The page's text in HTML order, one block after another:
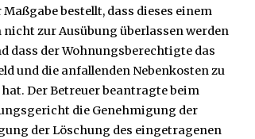
bestellt, dass dieses einem
zur Ausübung überlassen werden
dass der Wohnungsberechtigte das
und die anfallenden Nebenkosten zu
Der Betreuer beantragte beim
die Genehmigung der
der Löschung des eingetragenen